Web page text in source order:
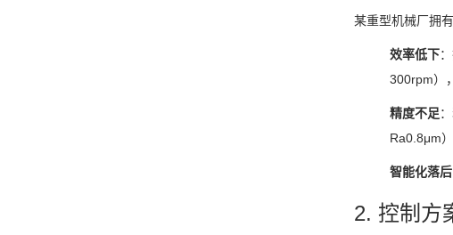
某重型机械厂拥
效率低下
300rpm）
精度不足
Ra0.8μm）
智能化落后
2. 控制方